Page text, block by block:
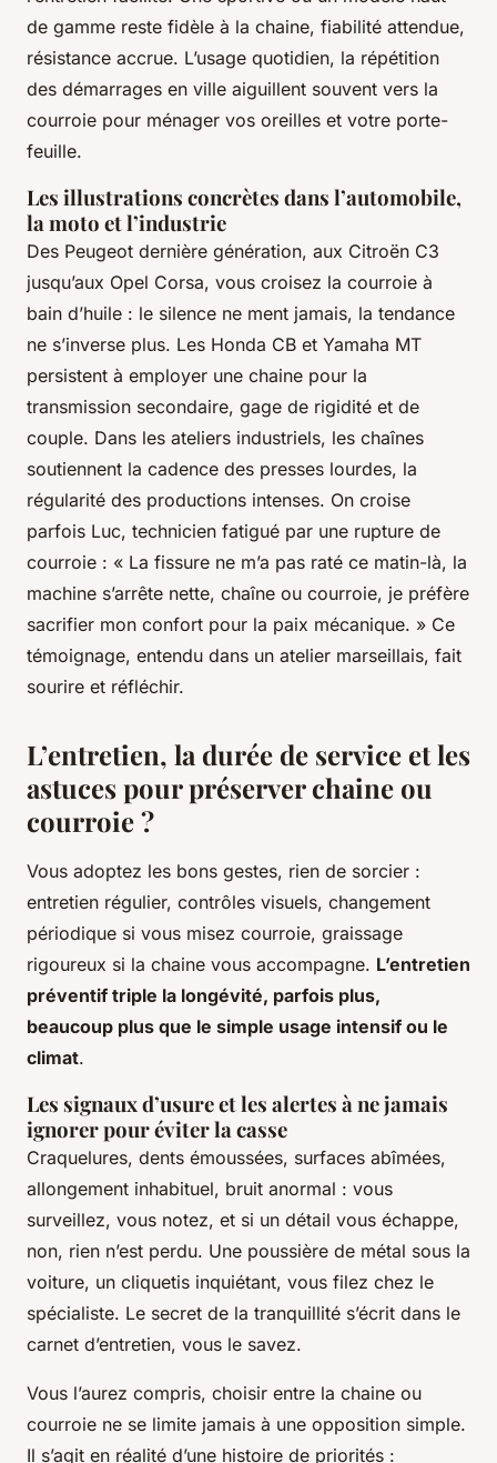
de gamme reste fidèle à la chaine, fiabilité attendue,
résistance accrue. L’usage quotidien, la répétition
des démarrages en ville aiguillent souvent vers la
courroie pour ménager vos oreilles et votre porte-
feuille.
Les illustrations concrètes dans l’automobile,
la moto et l’industrie
Des Peugeot dernière génération, aux Citroën C3
jusqu’aux Opel Corsa, vous croisez la courroie à
bain d’huile : le silence ne ment jamais, la tendance
ne s’inverse plus. Les Honda CB et Yamaha MT
persistent à employer une chaine pour la
transmission secondaire, gage de rigidité et de
couple. Dans les ateliers industriels, les chaînes
soutiennent la cadence des presses lourdes, la
régularité des productions intenses. On croise
parfois Luc, technicien fatigué par une rupture de
courroie : « La fissure ne m’a pas raté ce matin-là, la
machine s’arrête nette, chaîne ou courroie, je préfère
sacrifier mon confort pour la paix mécanique. » Ce
témoignage, entendu dans un atelier marseillais, fait
sourire et réfléchir.
L’entretien, la durée de service et les
astuces pour préserver chaine ou
courroie ?
Vous adoptez les bons gestes, rien de sorcier :
entretien régulier, contrôles visuels, changement
périodique si vous misez courroie, graissage
rigoureux si la chaine vous accompagne. L’entretien
préventif triple la longévité, parfois plus,
beaucoup plus que le simple usage intensif ou le
climat.
Les signaux d’usure et les alertes à ne jamais
ignorer pour éviter la casse
Craquelures, dents émoussées, surfaces abîmées,
allongement inhabituel, bruit anormal : vous
surveillez, vous notez, et si un détail vous échappe,
non, rien n’est perdu. Une poussière de métal sous la
voiture, un cliquetis inquiétant, vous filez chez le
spécialiste. Le secret de la tranquillité s’écrit dans le
carnet d’entretien, vous le savez.
Vous l’aurez compris, choisir entre la chaine ou
courroie ne se limite jamais à une opposition simple.
Il s’agit en réalité d’une histoire de priorités :